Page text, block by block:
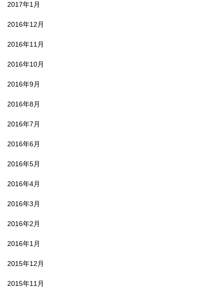
2017年1月
2016年12月
2016年11月
2016年10月
2016年9月
2016年8月
2016年7月
2016年6月
2016年5月
2016年4月
2016年3月
2016年2月
2016年1月
2015年12月
2015年11月